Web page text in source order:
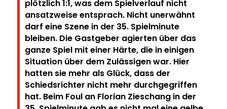
plötzlich 1:1, was dem Spielverlauf nicht
ansatzweise entsprach. Nicht unerwähnt
darf eine Szene in der 35. Spielminute
bleiben. Die Gastgeber agierten über das
ganze Spiel mit einer Härte, die in einigen
Situation über dem Zulässigen war. Hier
hatten sie mehr als Glück, dass der
Schiedsrichter nicht mehr durchgegriffen
hat. Beim Foul an Florian Zieschang in der